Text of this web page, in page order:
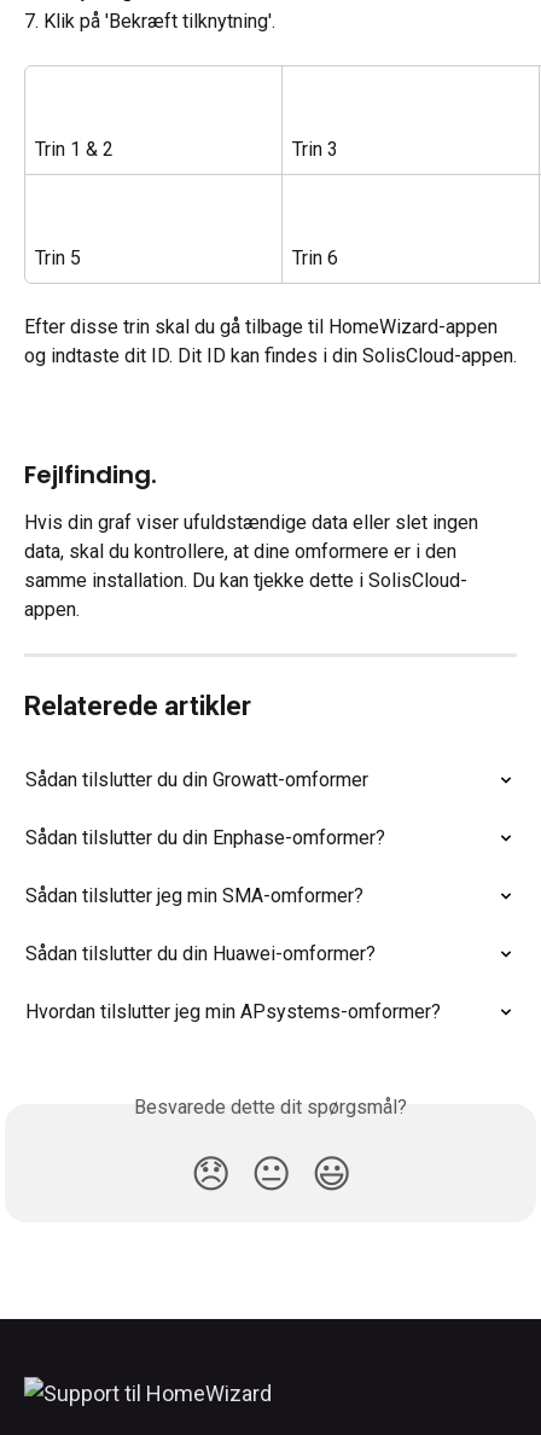
7. Klik på 'Bekræft tilknytning'.
Trin 1 & 2 Trin 3
Trin 5 Trin 6
Efter disse trin skal du gå tilbage til HomeWizard-appen
og indtaste dit ID. Dit ID kan findes i din SolisCloud-appen.
Fejlfinding.
Hvis din graf viser ufuldstændige data eller slet ingen
data, skal du kontrollere, at dine omformere er i den
samme installation. Du kan tjekke dette i SolisCloud-
appen.
Relaterede artikler
Sådan tilslutter du din Growatt-omformer
Sådan tilslutter du din Enphase-omformer?
Sådan tilslutter jeg min SMA-omformer?
Sådan tilslutter du din Huawei-omformer?
Hvordan tilslutter jeg min APsystems-omformer?
Besvarede dette dit spørgsmål?
😞 😐 😃